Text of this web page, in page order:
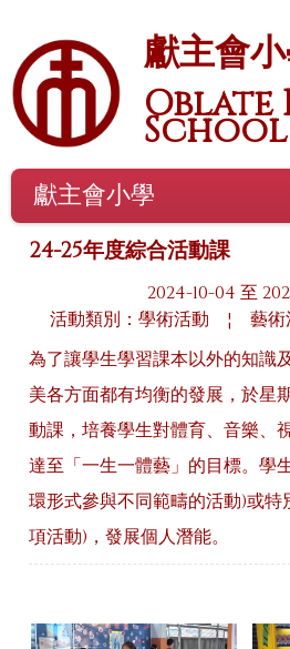
獻主會
Oblate
School
獻主會小學
24-25年度綜合活動課
2024-10-04 至
活動類別：學術活動
¦ 藝
為了讓學生學習課本以外的知識
美各方面都有均衡的發展，於星
動課，培養學生對體育、音樂、
達至「一生一體藝」的目標。學
環形式參與不同範疇的活動)或
項活動)，發展個人潛能。